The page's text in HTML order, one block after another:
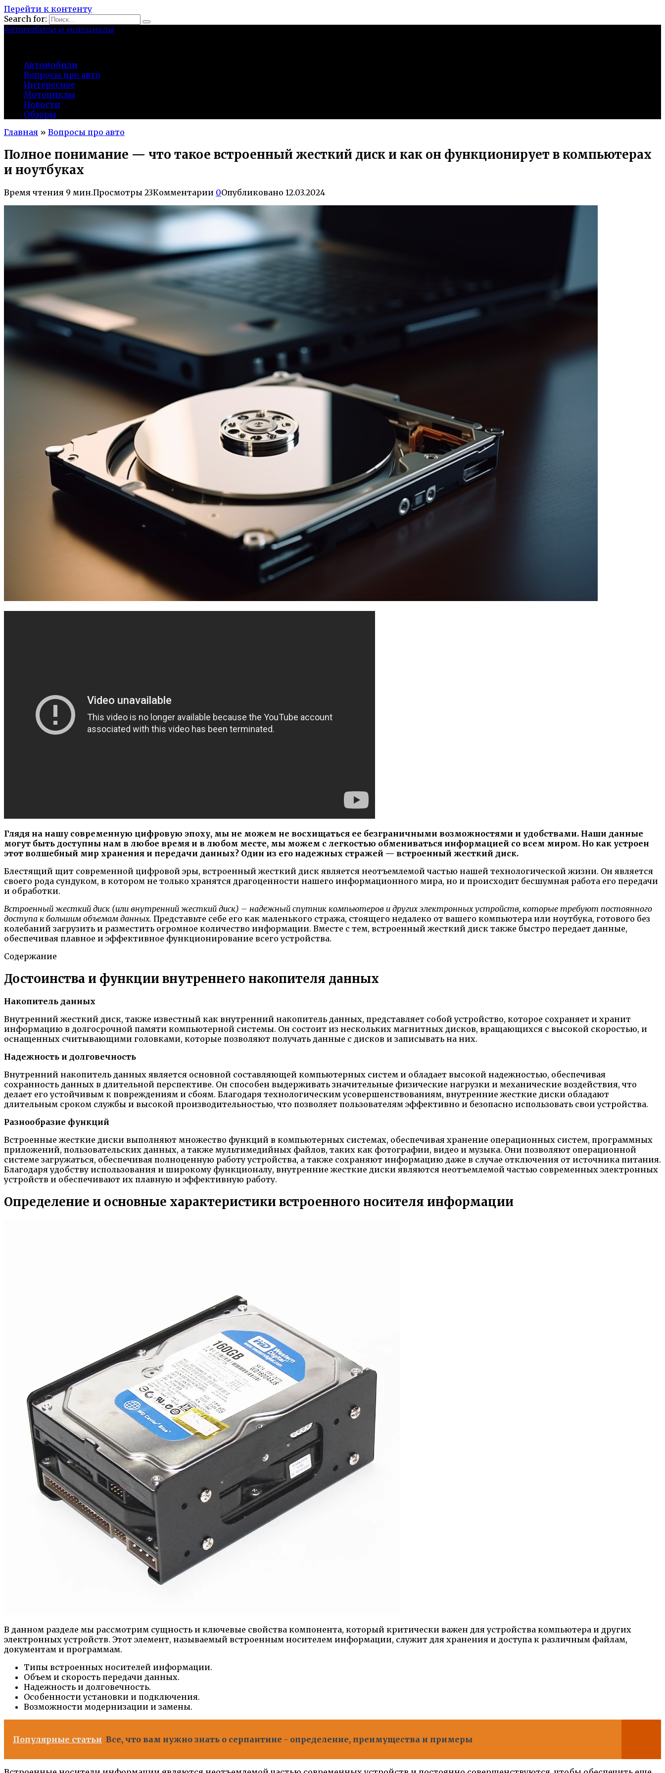
Перейти к контенту
Search for:
Автомобили и мотоциклы
Автомобили
Вопросы про авто
Интересное
Мотоциклы
Новости
Обзоры
Главная » Вопросы про авто
Полное понимание — что такое встроенный жесткий диск и как он функционирует в компьютерах
и ноутбуках
Время чтения 9 мин.Просмотры 23Комментарии 0Опубликовано 12.03.2024
Глядя на нашу современную цифровую эпоху, мы не можем не восхищаться ее безграничными возможностями и удобствами. Наши данные
могут быть доступны нам в любое время и в любом месте, мы можем с легкостью обмениваться информацией со всем миром. Но как устроен
этот волшебный мир хранения и передачи данных? Один из его надежных стражей — встроенный жесткий диск.
Блестящий щит современной цифровой эры, встроенный жесткий диск является неотъемлемой частью нашей технологической жизни. Он является
своего рода сундуком, в котором не только хранятся драгоценности нашего информационного мира, но и происходит бесшумная работа его передачи
и обработки.
Встроенный жесткий диск (или внутренний жесткий диск) – надежный спутник компьютеров и других электронных устройств, которые требуют постоянного
доступа к большим объемам данных. Представьте себе его как маленького стража, стоящего недалеко от вашего компьютера или ноутбука, готового без
колебаний загрузить и разместить огромное количество информации. Вместе с тем, встроенный жесткий диск также быстро передает данные,
обеспечивая плавное и эффективное функционирование всего устройства.
Содержание
Достоинства и функции внутреннего накопителя данных
Накопитель данных
Внутренний жесткий диск, также известный как внутренний накопитель данных, представляет собой устройство, которое сохраняет и хранит
информацию в долгосрочной памяти компьютерной системы. Он состоит из нескольких магнитных дисков, вращающихся с высокой скоростью, и
оснащенных считывающими головками, которые позволяют получать данные с дисков и записывать на них.
Надежность и долговечность
Внутренний накопитель данных является основной составляющей компьютерных систем и обладает высокой надежностью, обеспечивая
сохранность данных в длительной перспективе. Он способен выдерживать значительные физические нагрузки и механические воздействия, что
делает его устойчивым к повреждениям и сбоям. Благодаря технологическим усовершенствованиям, внутренние жесткие диски обладают
длительным сроком службы и высокой производительностью, что позволяет пользователям эффективно и безопасно использовать свои устройства.
Разнообразие функций
Встроенные жесткие диски выполняют множество функций в компьютерных системах, обеспечивая хранение операционных систем, программных
приложений, пользовательских данных, а также мультимедийных файлов, таких как фотографии, видео и музыка. Они позволяют операционной
системе загружаться, обеспечивая полноценную работу устройства, а также сохраняют информацию даже в случае отключения от источника питания.
Благодаря удобству использования и широкому функционалу, внутренние жесткие диски являются неотъемлемой частью современных электронных
устройств и обеспечивают их плавную и эффективную работу.
Определение и основные характеристики встроенного носителя информации
В данном разделе мы рассмотрим сущность и ключевые свойства компонента, который критически важен для устройства компьютера и других
электронных устройств. Этот элемент, называемый встроенным носителем информации, служит для хранения и доступа к различным файлам,
документам и программам.
Типы встроенных носителей информации.
Объем и скорость передачи данных.
Надежность и долговечность.
Особенности установки и подключения.
Возможности модернизации и замены.
Популярные статьи Все, что вам нужно знать о серпантине - определение, преимущества и примеры